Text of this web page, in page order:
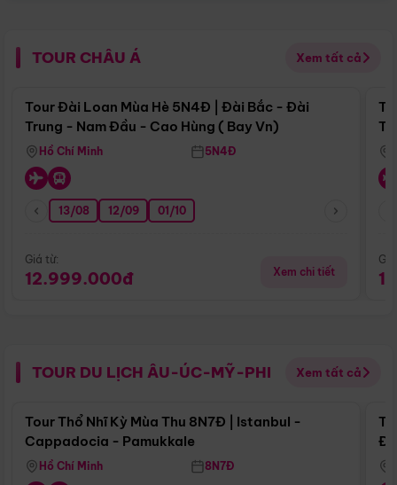
TOUR CHÂU Á Xem tất cả
Điểm nổi bật
Tour Đài Loan Mùa Hè 5N4Đ | Đài Bắc - Đài
Trung - Nam Đầu - Cao Hùng ( Bay Vn)
Hồ Chí Minh 5N4Đ
13/08 12/09 01/10
Giá từ:
12.999.000đ Xem chi tiết
TOUR DU LỊCH ÂU-ÚC-MỸ-PHI Xem tất cả
Điểm nổi bật
Tour Thổ Nhĩ Kỳ Mùa Thu 8N7Đ | Istanbul -
Cappadocia - Pamukkale
Hồ Chí Minh 8N7Đ